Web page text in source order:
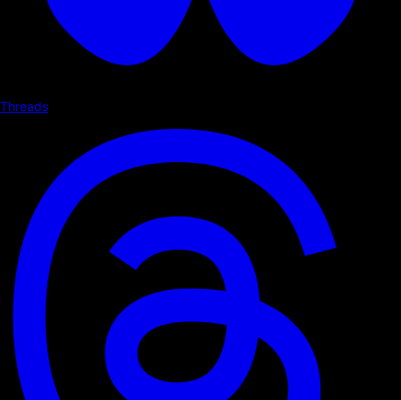
Threads